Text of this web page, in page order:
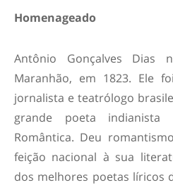
Homenageado
Antônio Gonçalves Dias
Maranhão, em 1823. Ele
jornalista e teatrólogo
grande poeta indianista
Romântica. Deu
feição nacional à sua
dos melhores poetas líricos